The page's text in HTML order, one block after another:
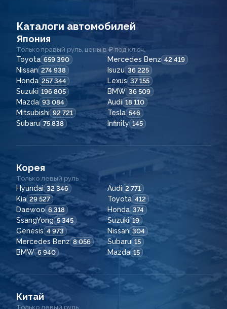
Каталоги автомобилей
Япония
Только правый руль, цены в ₽ под ключ.
Toyota 659 390 Mercedes Benz 42 419
Nissan 274 938 Isuzu 36 225
Honda 257 344 Lexus 37 155
Suzuki 196 805 BMW 36 509
Mazda 93 084 Audi 18 110
Mitsubishi 92 721 Tesla 546
Subaru 75 838 Infinity 145
Корея
Только левый руль
Hyundai 32 346 Audi 2 771
Kia 29 527 Toyota 412
Daewoo 6 318 Honda 374
SsangYong 5 345 Suzuki 19
Genesis 4 973 Nissan 304
Mercedes Benz 8 056 Subaru 15
BMW 6 940 Mazda 15
Китай
Только левый руль